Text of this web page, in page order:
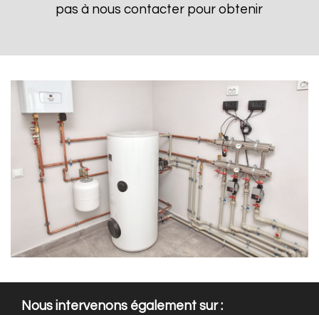
pas à nous contacter pour obtenir
Nous intervenons également sur :